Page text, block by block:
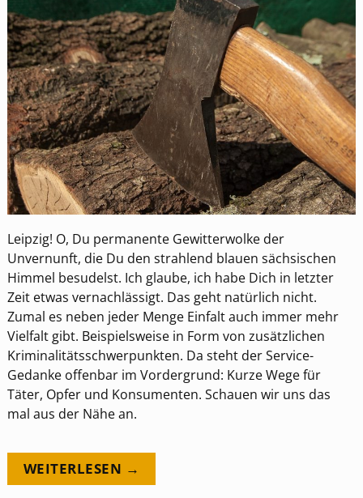
Leipzig! O, Du permanente Gewitterwolke der
Unvernunft, die Du den strahlend blauen sächsischen
Himmel besudelst. Ich glaube, ich habe Dich in letzter
Zeit etwas vernachlässigt. Das geht natürlich nicht.
Zumal es neben jeder Menge Einfalt auch immer mehr
Vielfalt gibt. Beispielsweise in Form von zusätzlichen
Kriminalitätsschwerpunkten. Da steht der Service-
Gedanke offenbar im Vordergrund: Kurze Wege für
Täter, Opfer und Konsumenten. Schauen wir uns das
mal aus der Nähe an.
WEITERLESEN →